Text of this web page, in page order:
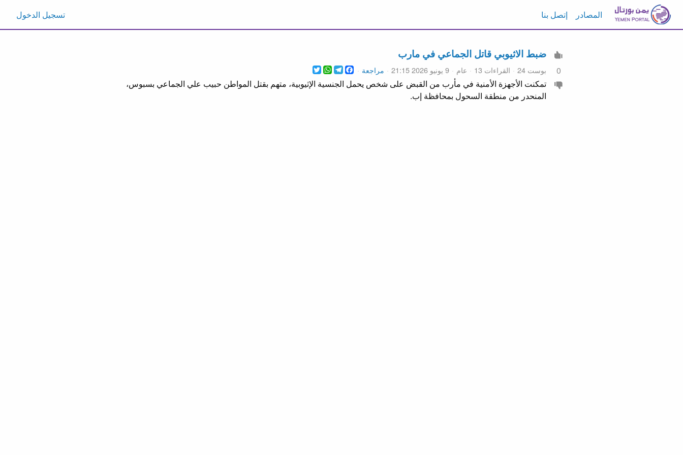
المصادر إتصل بنا تسجيل الدخول
0
ضبط الاثيوبي قاتل الجماعي في مارب
بوست 24 القراءات 13 عام 9 يونيو 2026 21:15 مراجعة Twitter
WhatsApp
Telegram
Facebook
تمكنت الأجهزة الأمنية في مأرب من القبض على شخص يحمل الجنسية الإثيوبية، متهم بقتل المواطن حبيب علي الجماعي بسبوس،
المنحدر من منطقة السحول بمحافظة إب.